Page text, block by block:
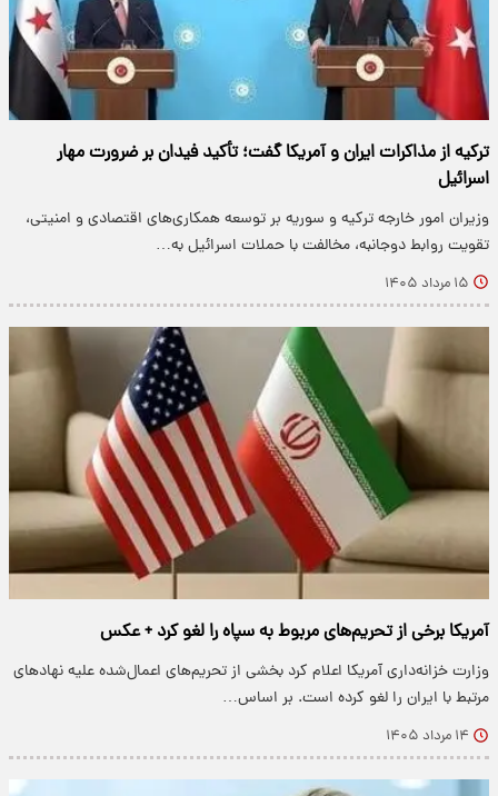
ترکیه از مذاکرات ایران و آمریکا گفت؛ تأکید فیدان بر ضرورت مهار
اسرائیل
وزیران امور خارجه ترکیه و سوریه بر توسعه همکاری‌های اقتصادی و امنیتی،
تقویت روابط دوجانبه، مخالفت با حملات اسرائیل به…
۱۵ مرداد ۱۴۰۵
آمریکا برخی از تحریم‌های مربوط به سپاه را لغو کرد + عکس
وزارت خزانه‌داری آمریکا اعلام کرد بخشی از تحریم‌های اعمال‌شده علیه نهادهای
مرتبط با ایران را لغو کرده است. بر اساس…
۱۴ مرداد ۱۴۰۵